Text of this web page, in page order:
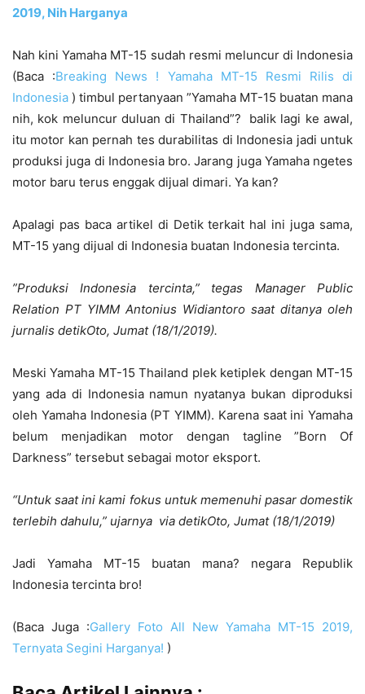
2019, Nih Harganya
Nah kini Yamaha MT-15 sudah resmi meluncur di Indonesia
(Baca :Breaking News ! Yamaha MT-15 Resmi Rilis di
Indonesia ) timbul pertanyaan ”Yamaha MT-15 buatan mana
nih, kok meluncur duluan di Thailand”? balik lagi ke awal,
itu motor kan pernah tes durabilitas di Indonesia jadi untuk
produksi juga di Indonesia bro. Jarang juga Yamaha ngetes
motor baru terus enggak dijual dimari. Ya kan?
Apalagi pas baca artikel di Detik terkait hal ini juga sama,
MT-15 yang dijual di Indonesia buatan Indonesia tercinta.
”Produksi Indonesia tercinta,” tegas Manager Public
Relation PT YIMM Antonius Widiantoro saat ditanya oleh
jurnalis detikOto, Jumat (18/1/2019).
Meski Yamaha MT-15 Thailand plek ketiplek dengan MT-15
yang ada di Indonesia namun nyatanya bukan diproduksi
oleh Yamaha Indonesia (PT YIMM). Karena saat ini Yamaha
belum menjadikan motor dengan tagline ”Born Of
Darkness” tersebut sebagai motor eksport.
“Untuk saat ini kami fokus untuk memenuhi pasar domestik
terlebih dahulu,” ujarnya via detikOto, Jumat (18/1/2019)
Jadi Yamaha MT-15 buatan mana? negara Republik
Indonesia tercinta bro!
(Baca Juga :Gallery Foto All New Yamaha MT-15 2019,
Ternyata Segini Harganya! )